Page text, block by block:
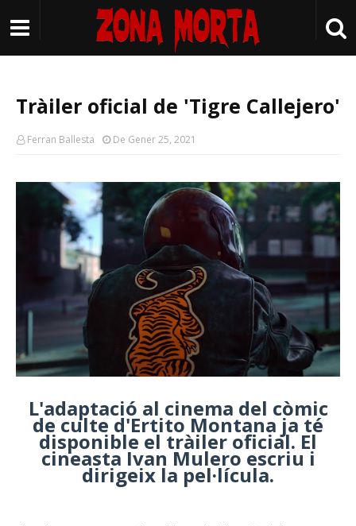
Tràiler oficial de 'Tigre Callejero'
Ferran Ballesta De Gener 25, 2021
L'adaptació al cinema del còmic
de culte d'Ertito Montana ja té
disponible el tràiler oficial. El
cineasta Ivan Mulero escriu i
dirigeix la pel·lícula.